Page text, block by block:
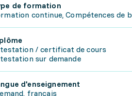
de formation
continue, Compétences de
/ certificat de cours
sur demande
d'enseignement
français